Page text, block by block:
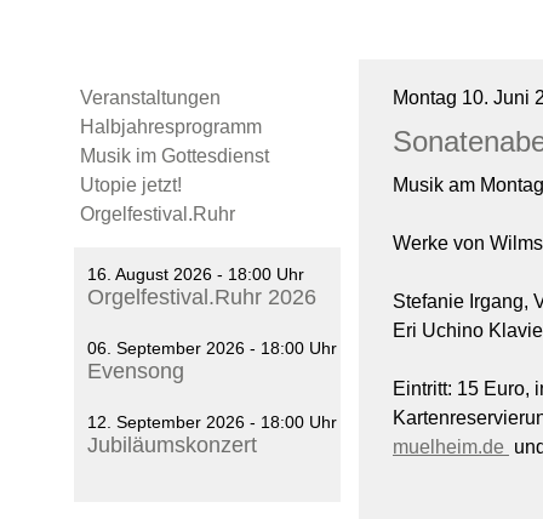
Veranstaltungen
Halbjahresprogramm
Musik im Gottesdienst
Utopie jetzt!
Orgelfestival.Ruhr
16. August 2026 - 18:00 Uhr
Orgelfestival.Ruhr 2026
06. September 2026 - 18:00 Uhr
Evensong
12. September 2026 - 18:00 Uhr
Jubiläumskonzert
Montag 10. Juni
Musik am
Werke von
Stefanie Irgang,
Eri Uchino
Eintritt: 15 Euro,
muelheim.de